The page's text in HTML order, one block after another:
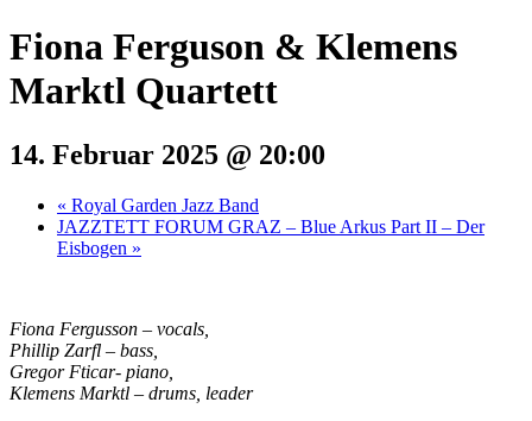
Fiona Ferguson & Klemens
Marktl Quartett
14. Februar 2025 @ 20:00
« Royal Garden Jazz Band
JAZZTETT FORUM GRAZ – Blue Arkus Part II – Der
Eisbogen »
Fiona Fergusson – vocals,
Phillip Zarfl – bass,
Gregor Fticar- piano,
Klemens Marktl – drums, leader